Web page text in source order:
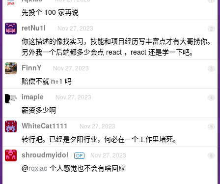
先投个 100 家再说
2
retNu1l Nov 27, 2023
你这描述的像找实习，技能和项目经历写丰富点才有大哥捞你。
另外我一个后端都多少会点 react ，react 还是学一下吧。
3
FinnY Nov 27, 2023
赔偿不就 n+1 吗
4
imaple Nov 27, 2023
薪资多少啊
5
WhiteCat1111 Nov 27, 2023
转行吧。已经是夕阳行业，何必在一个工作里堵死。
6
shroudmyidol OP Nov 27, 2023
@rqxiao 个人感觉也不会有啥回应